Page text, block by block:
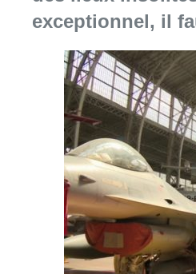
06 août 2026Consulter
Saint-Géry : un
Senne et une
classés au